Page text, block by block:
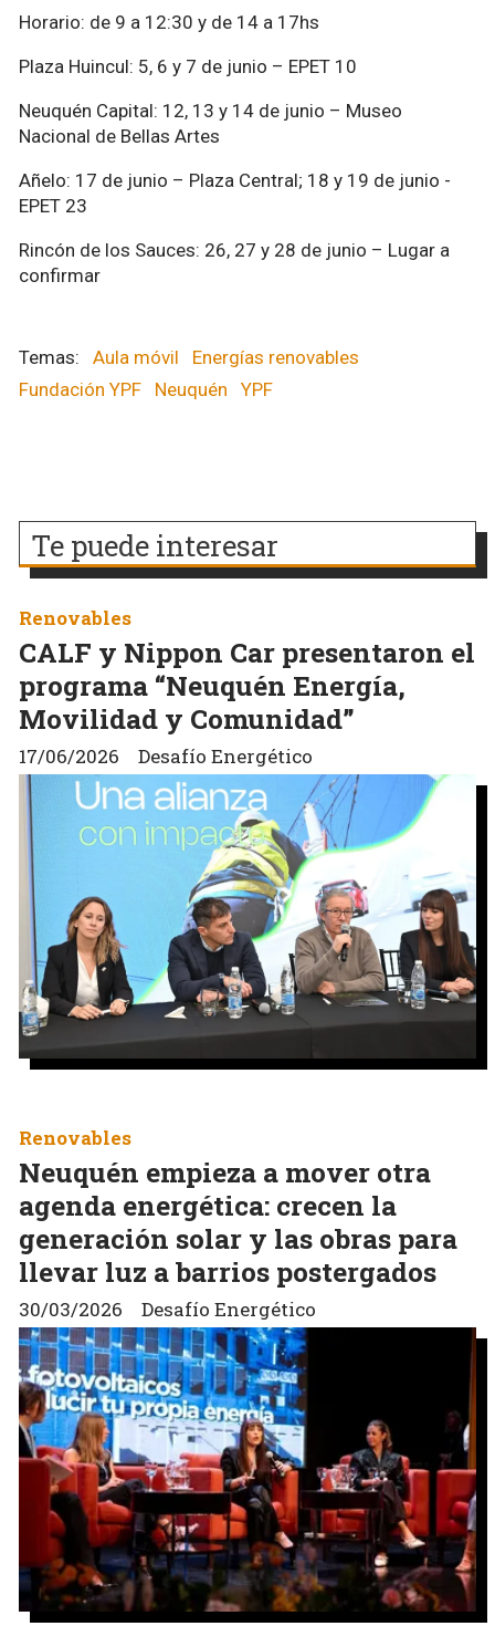
Horario: de 9 a 12:30 y de 14 a 17hs
Plaza Huincul: 5, 6 y 7 de junio – EPET 10
Neuquén Capital: 12, 13 y 14 de junio – Museo
Nacional de Bellas Artes
Añelo: 17 de junio – Plaza Central; 18 y 19 de junio -
EPET 23
Rincón de los Sauces: 26, 27 y 28 de junio – Lugar a
confirmar
Aula móvil
Energías renovables
Fundación YPF
Neuquén YPF
Te puede interesar
CALF y Nippon Car presentaron el
programa “Neuquén Energía,
Movilidad y Comunidad”
Desafío Energético
Renovables
17/06/2026
Neuquén empieza a mover otra
agenda energética: crecen la
generación solar y las obras para
llevar luz a barrios postergados
Desafío Energético
Renovables
30/03/2026